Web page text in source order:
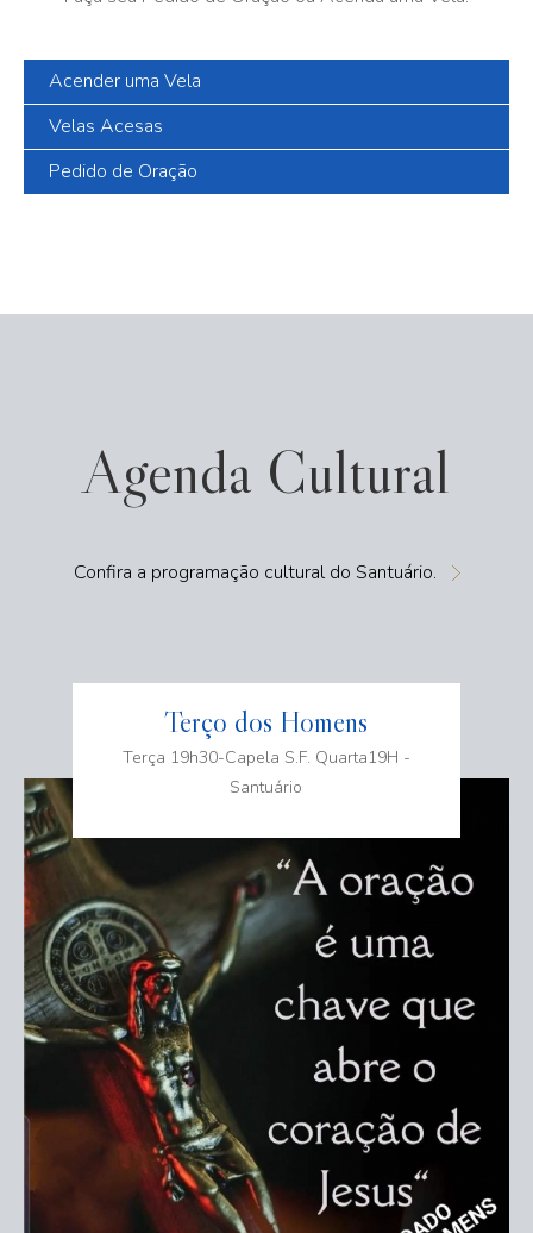
Acender uma Vela
Velas Acesas
Pedido de Oração
Agenda Cultural
Confira a programação cultural do Santuário.
Terço dos Homens
Terça 19h30-Capela S.F. Quarta19H -
Santuário